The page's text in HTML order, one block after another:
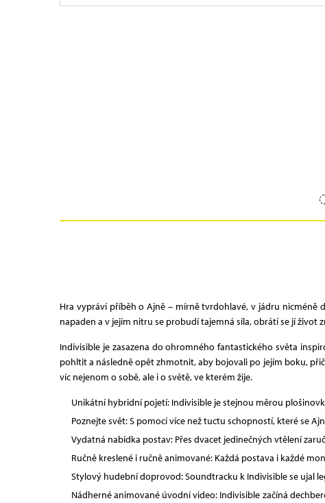
Hra vypráví příběh o Ajně – mírně tvrdohlavé, v jádru nicméně
napaden a v jejím nitru se probudí tajemná síla, obrátí se jí život
Indivisible je zasazena do ohromného fantastického světa
pohltit a následně opět zhmotnit, aby bojovali po jejím boku,
víc nejenom o sobě, ale i o světě, ve kterém žije.
Unikátní hybridní pojetí: Indivisible je stejnou měrou
Poznejte svět: S pomocí více než tuctu schopností, které se
Vydatná nabídka postav: Přes dvacet jedinečných vtělení
Ručně kreslené i ručně animované: Každá postava i každé
Stylový hudební doprovod: Soundtracku k Indivisible se ujal
Nádherné animované úvodní video: Indivisible začíná